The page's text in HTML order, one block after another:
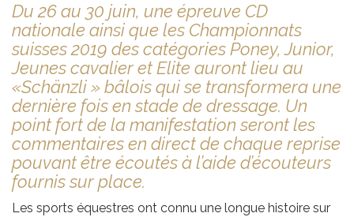
Du 26 au 30 juin, une épreuve CD
nationale ainsi que les Championnats
suisses 2019 des catégories Poney, Junior,
Jeunes cavalier et Elite auront lieu au
«Schänzli » bâlois qui se transformera une
dernière fois en stade de dressage. Un
point fort de la manifestation seront les
commentaires en direct de chaque reprise
pouvant être écoutés à l’aide d’écouteurs
fournis sur place.
Les sports équestres ont connu une longue histoire sur